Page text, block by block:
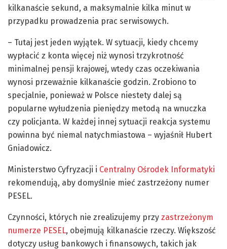
kilkanaście sekund, a maksymalnie kilka minut w
przypadku prowadzenia prac serwisowych.
– Tutaj jest jeden wyjątek. W sytuacji, kiedy chcemy
wypłacić z konta więcej niż wynosi trzykrotność
minimalnej pensji krajowej, wtedy czas oczekiwania
wynosi przeważnie kilkanaście godzin. Zrobiono to
specjalnie, ponieważ w Polsce niestety dalej są
popularne wyłudzenia pieniędzy metodą na wnuczka
czy policjanta. W każdej innej sytuacji reakcja systemu
powinna być niemal natychmiastowa – wyjaśnił Hubert
Gniadowicz.
Ministerstwo Cyfryzacji i Centralny Ośrodek Informatyki
rekomendują, aby domyślnie mieć zastrzeżony numer
PESEL.
Czynności, których nie zrealizujemy przy zastrzeżonym
numerze PESEL, obejmują kilkanaście rzeczy. Większość
dotyczy usług bankowych i finansowych, takich jak